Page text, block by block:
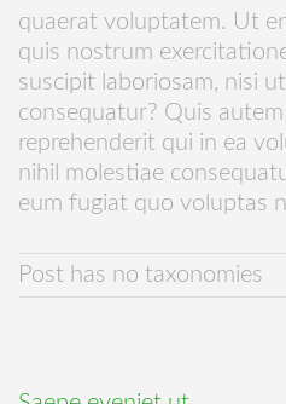
quaerat voluptatem. Ut
quis nostrum
suscipit laboriosam, nisi
consequatur? Quis
reprehenderit qui in ea
nihil molestiae
eum fugiat quo voluptas
Post has no taxonomies